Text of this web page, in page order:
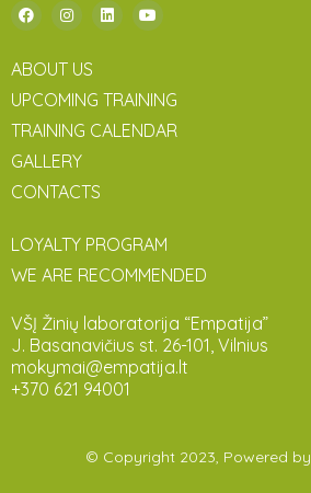
ABOUT US
UPCOMING TRAINING
TRAINING CALENDAR
GALLERY
CONTACTS
LOYALTY PROGRAM
WE ARE RECOMMENDED
VŠĮ Žinių laboratorija “Empatija”
J. Basanavičius st. 26-101, Vilnius
mokymai@empatija.lt
+370 621 94001
© Copyright 2023, Powered by